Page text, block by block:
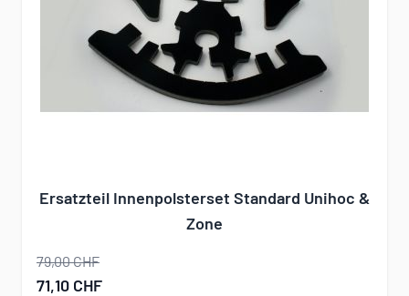
Ersatzteil Innenpolsterset Standard Unihoc &
Zone
79,00 CHF
Sonderangebot
71,10 CHF